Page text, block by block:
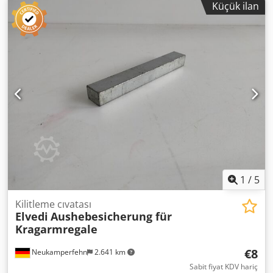
yüksekliği: 245mm, maksimum kaset yük kapasitesi:
1000kg, depo pozisyonları: 49, kaldırma hızı: 22m/dk,
çekme ve itme hızı: 20m/dk, tesis verimliliği: 30 çift
çevrim/saat, toplam tesis boyutları X/Y/Z: yaklaşık
7600mm/7250mm/7900mm. Dokümantasyon mevcut.
Yerinde inceleme mümkündür. Cedpfx Afszd Eivewerf
Küçük ilan
1 / 5
Neukamperfehn 2.641 km
Kilitleme cıvatası
Elvedi Aushebesicherung für
Kragarmregale
€8
Sabit fiyat KDV hariç